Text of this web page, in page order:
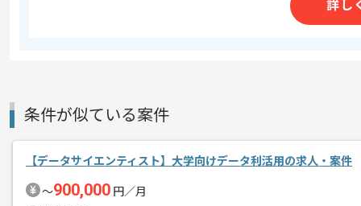
上記に似た経験やスキルをお持ちであれば
精算基準時間
詳し
条件が似ている案件
【データサイエンティスト】大学向けデータ利活用の求人・案件
〜900,000 円／月